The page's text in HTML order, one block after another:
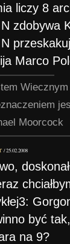
liczy 8
zdobywa
Marco
Moorcock
/25.02.2008
być
na 9?